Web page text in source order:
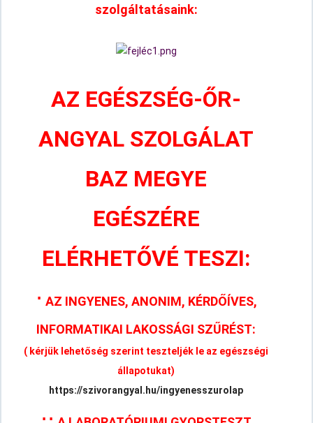
szolgáltatásaink:
AZ EGÉSZSÉG-ŐR-
ANGYAL SZOLGÁLAT
BAZ MEGYE
EGÉSZÉRE
ELÉRHETŐVÉ TESZI:
⋅ AZ INGYENES, ANONIM, KÉRDŐÍVES,
INFORMATIKAI LAKOSSÁGI SZŰRÉST:
( kérjük lehetőség szerint teszteljék le az egészségi
állapotukat)
https://szivorangyal.hu/ingyenesszurolap